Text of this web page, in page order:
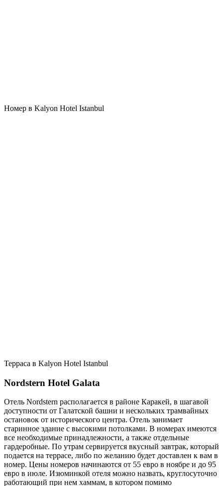
Номер в Kalyon Hotel Istanbul
Терраса в Kalyon Hotel Istanbul
Nordstern Hotel Galata
Отель Nordstern располагается в районе Каракей, в шагавой
доступности от Галатской башни и нескольких трамвайных
остановок от исторического центра. Отель занимает
старинное здание с высокими потолками. В номерах имеются
все необходимые принадлежности, а также отдельные
гардеробные. По утрам сервируется вкусный завтрак, который
подается на террасе, либо по желанию будет доставлен к вам в
номер. Цены номеров начинаются от 55 евро в ноябре и до 95
евро в июле. Изюминкой отеля можно назвать, круглосуточно
работающий при нем хаммам, в котором помимо